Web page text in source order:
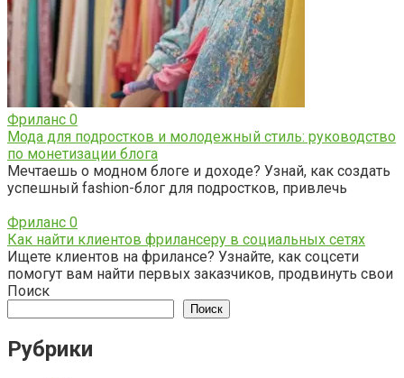
Фриланс 0
Мода для подростков и молодежный стиль: руководство
по монетизации блога
Мечтаешь о модном блоге и доходе? Узнай, как создать
успешный fashion-блог для подростков, привлечь
Фриланс 0
Как найти клиентов фрилансеру в социальных сетях
Ищете клиентов на фрилансе? Узнайте, как соцсети
помогут вам найти первых заказчиков, продвинуть свои
Поиск
Поиск
Рубрики